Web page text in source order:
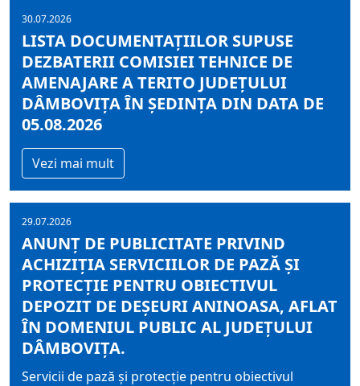
30.07.2026
LISTA DOCUMENTAŢIILOR SUPUSE
DEZBATERII COMISIEI TEHNICE DE
AMENAJARE A TERITO JUDEŢULUI
DÂMBOVIŢA ÎN ŞEDINŢA DIN DATA DE
05.08.2026
Vezi mai mult
29.07.2026
ANUNȚ DE PUBLICITATE PRIVIND
ACHIZIȚIA SERVICIILOR DE PAZĂ ȘI
PROTECȚIE PENTRU OBIECTIVUL
DEPOZIT DE DEȘEURI ANINOASA, AFLAT
ÎN DOMENIUL PUBLIC AL JUDEȚULUI
DÂMBOVIȚA.
Servicii de pază și protecție pentru obiectivul